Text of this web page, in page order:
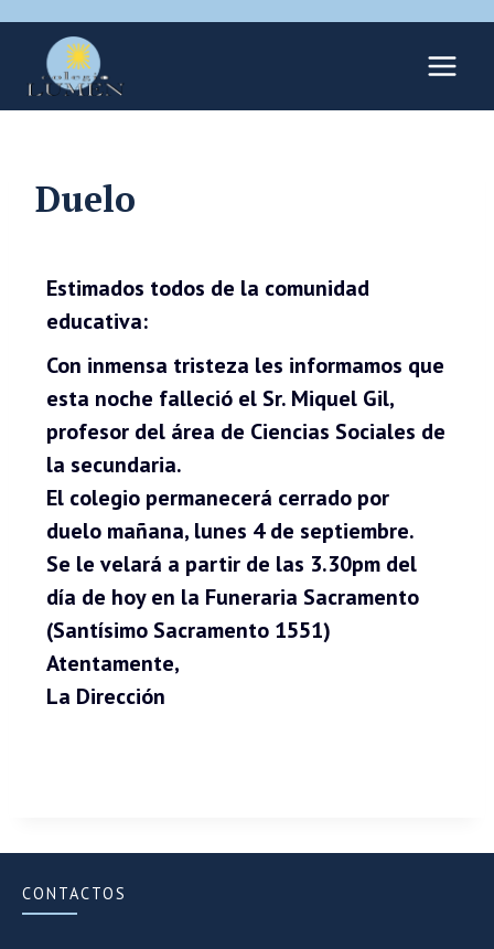
Duelo
Estimados todos de la comunidad
educativa:
Con inmensa tristeza les informamos que
esta noche falleció el Sr. Miquel Gil,
profesor del área de Ciencias Sociales de
la secundaria.
El colegio permanecerá cerrado por
duelo mañana, lunes 4 de septiembre.
Se le velará a partir de las 3.30pm del
día de hoy en la Funeraria Sacramento
(Santísimo Sacramento 1551)
Atentamente,
La Dirección
CONTACTOS